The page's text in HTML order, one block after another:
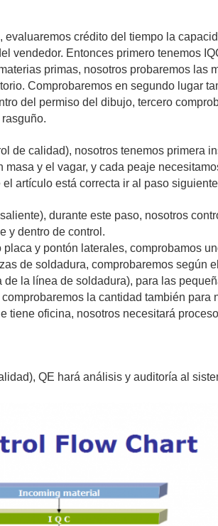
crédito del tiempo la
vendedor. Entonces primero tenemos
primas, nosotros probaremos las
Comprobaremos en segundo lugar
del permiso del dibujo, tercero
de calidad), nosotros tenemos primera
y el vagar, y cada peaje
artículo está correcta ir al paso
durante este paso, nosotros
y dentro de control.
y pontón laterales, comprobamos
de soldadura, comprobaremos según
la línea de soldadura), para las
la cantidad también para
tiene oficina, nosotros necesitará
QE hará análisis y auditoría al